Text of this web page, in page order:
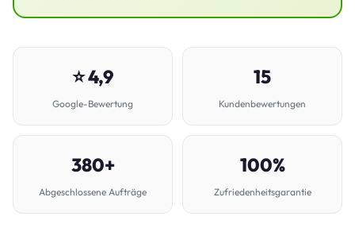
⭐ 4,9
Google-Bewertung
15
Kundenbewertungen
380+
Abgeschlossene Aufträge
100%
Zufriedenheitsgarantie